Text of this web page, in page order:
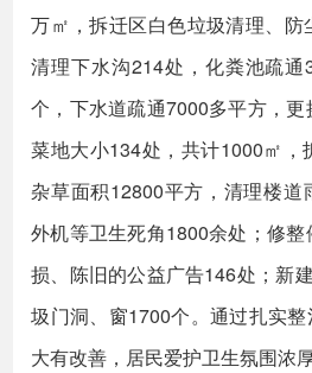
万㎡，拆迁区白色垃圾清理、防
清理下水沟214处，化粪池疏
个，下水道疏通7000多平方，
菜地大小134处，共计1000㎡，
杂草面积12800平方，清理楼道
外机等卫生死角1800余处；修
损、陈旧的公益广告146处；新
圾门洞、窗1700个。通过扎实
大有改善，居民爱护卫生氛围浓厚